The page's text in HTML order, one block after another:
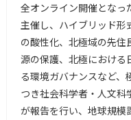
全オンライン開催となっ
主催し、ハイブリッド形
の酸性化、北極域の先住
源の保護、北極における
る環境ガバナンスなど、
つき社会科学者・人文科
が報告を行い、地球規模